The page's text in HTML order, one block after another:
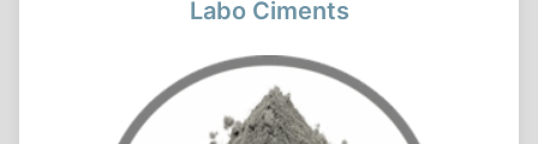
Labo Ciments